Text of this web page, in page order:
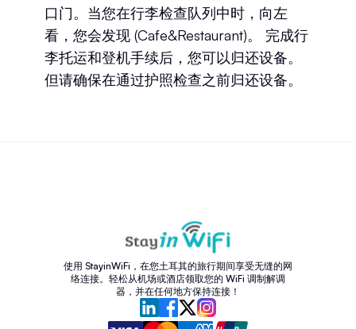
口门。当您在行李检查队列中时，向左
看，您会发现 (Cafe&Restaurant)。 完成行
李托运和登机手续后，您可以归还设备。
但请确保在通过护照检查之前归还设备。
使用 StayinWiFi，在您土耳其的旅行期间享受无缝的网
络连接。轻松从机场或酒店领取您的 WiFi 调制解调
器，并在任何地方保持连接！